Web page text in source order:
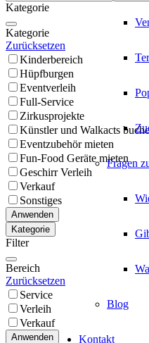
Fragen
Blog
Kontakt
Kategorie
Kategorie
Zurücksetzen
Kinderbereich
Hüpfburgen
Eventverleih
Full-Service
Zirkusprojekte
Künstler und Walkacts
Eventzubehör mieten
Fun-Food Geräte mieten
Geschirr Verleih
Verkauf
Sonstiges
Anwenden
Kategorie
Filter
Bereich
Zurücksetzen
Service
Verleih
Verkauf
Anwenden